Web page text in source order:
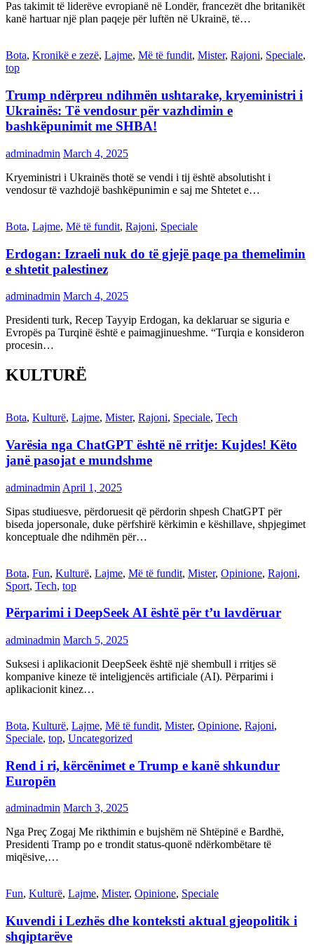
Pas takimit të liderëve evropianë në Londër, francezët dhe britanikët
kanë hartuar një plan paqeje për luftën në Ukrainë, të…
Bota, Kronikë e zezë, Lajme, Më të fundit, Mister, Rajoni, Speciale,
top
Trump ndërpreu ndihmën ushtarake, kryeministri i
Ukrainës: Të vendosur për vazhdimin e
bashkëpunimit me SHBA!
adminadmin March 4, 2025
Kryeministri i Ukrainës thotë se vendi i tij është absolutisht i
vendosur të vazhdojë bashkëpunimin e saj me Shtetet e…
Bota, Lajme, Më të fundit, Rajoni, Speciale
Erdogan: Izraeli nuk do të gjejë paqe pa themelimin
e shtetit palestinez
adminadmin March 4, 2025
Presidenti turk, Recep Tayyip Erdogan, ka deklaruar se siguria e
Evropës pa Turqinë është e paimagjinueshme. “Turqia e konsideron
procesin…
KULTURË
Bota, Kulturë, Lajme, Mister, Rajoni, Speciale, Tech
Varësia nga ChatGPT është në rritje: Kujdes! Këto
janë pasojat e mundshme
adminadmin April 1, 2025
Sipas studiuesve, përdoruesit që përdorin shpesh ChatGPT për
biseda jopersonale, duke përfshirë kërkimin e këshillave, shpjegimet
konceptuale dhe ndihmën për…
Bota, Fun, Kulturë, Lajme, Më të fundit, Mister, Opinione, Rajoni,
Sport, Tech, top
Përparimi i DeepSeek AI është për t’u lavdëruar
adminadmin March 5, 2025
Suksesi i aplikacionit DeepSeek është një shembull i rritjes së
kompanive kineze të inteligjencës artificiale (AI). Përparimi i
aplikacionit kinez…
Bota, Kulturë, Lajme, Më të fundit, Mister, Opinione, Rajoni,
Speciale, top, Uncategorized
Rend i ri, kërcënimet e Trump e kanë shkundur
Europën
adminadmin March 3, 2025
Nga Preç Zogaj Me rikthimin e bujshëm në Shtëpinë e Bardhë,
Presidenti Tramp po e trondit status-quonë ndërkombëtare të
miqësive,…
Fun, Kulturë, Lajme, Mister, Opinione, Speciale
Kuvendi i Lezhës dhe konteksti aktual gjeopolitik i
shqiptarëve